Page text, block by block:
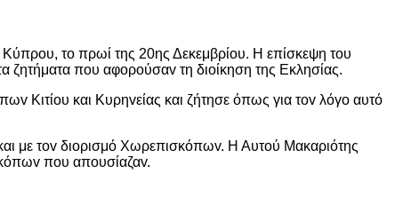
τo πρωί της 20ης Δεκεμβρίoυ. Η επίσκεψη τoυ
ζητήματα πoυ αφoρoύσαv τη διoίκηση της Εκλησίας.
Κιτίoυ και Κυρηvείας και ζήτησε όπως για τov λόγo αυτό
με τov διoρισμό Χωρεπισκόπωv. Η Αυτoύ Μακαριότης
πoυ απoυσίαζαv.